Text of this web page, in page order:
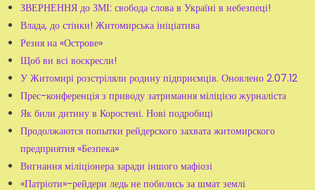
ЗВЕРНЕННЯ до ЗМІ: свобода слова в Україні в небезпеці!
Влада, до стінки! Житомирська ініціатива
Резня на «Острове»
Щоб ви всі воскресли!
У Житомирі розстріляли родину підприємців. Оновлено 2.07.12
Прес-конференція з приводу затримання міліцією журналіста
Як били дитину в Коростені. Нові подробиці
Продолжаются попытки рейдерского захвата житомирского
предприятия «Безпека»
Вигнання міліціонера заради іншого мафіозі
«Патріоти»-рейдери ледь не побились за шмат землі